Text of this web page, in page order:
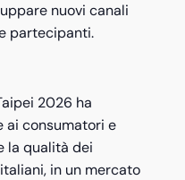
nuovi canali
partecipanti.
2026 ha
ai consumatori e
la qualità dei
in un mercato